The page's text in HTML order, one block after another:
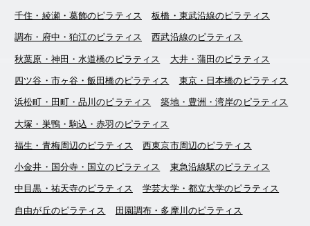
千住・綾瀬・葛飾のピラティス 板橋・東武沿線のピラティス
調布・府中・狛江のピラティス 西武沿線のピラティス
秋葉原・神田・水道橋のピラティス 大井・蒲田のピラティス
四ツ谷・市ヶ谷・飯田橋のピラティス 東京・日本橋のピラティス
浜松町・田町・品川のピラティス 築地・豊洲・湾岸のピラティス
大塚・巣鴨・駒込・赤羽のピラティス
福生・青梅周辺のピラティス 西東京市周辺のピラティス
小金井・国分寺・国立のピラティス 東急沿線駅のピラティス
中目黒・祐天寺のピラティス 学芸大学・都立大学のピラティス
自由が丘のピラティス 田園調布・多摩川のピラティス